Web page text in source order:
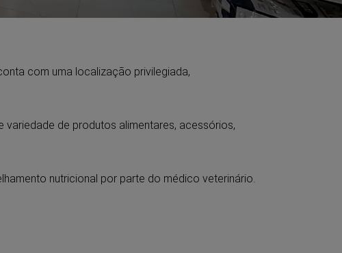
com uma localização privilegiada,
variedade de produtos alimentares, acessórios,
nutricional por parte do médico veterinário.